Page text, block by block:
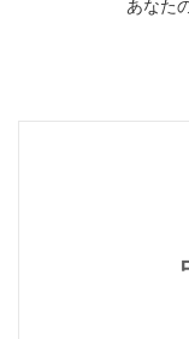
あなた